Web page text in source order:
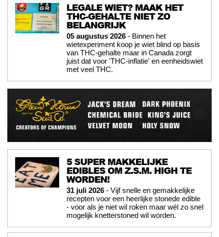
LEGALE WIET? MAAK HET
THC-GEHALTE NIET ZO
BELANGRIJK
05 augustus 2026 - Binnen het
wietexperiment koop je wiet blind op basis
van THC-gehalte maar in Canada zorgt
juist dat voor 'THC-inflatie' en eenheidswiet
met veel THC.
5 SUPER MAKKELIJKE
EDIBLES OM Z.S.M. HIGH TE
WORDEN!
31 juli 2026 - Vijf snelle en gemakkelijke
recepten voor een heerlijke stonede edible
- voor als je niet wil roken maar wél zo snel
mogelijk knetterstoned wil worden.